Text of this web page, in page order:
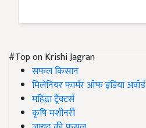
#Top on Krishi Jagran
सफल किसान
मिलेनियर फार्मर ऑफ इंडिया अवॉर्ड
महिंद्रा ट्रैक्टर्स
कृषि मशीनरी